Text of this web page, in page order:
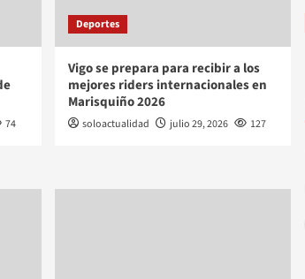
74
Deportes
Vigo se prepara para recibir a los
mejores riders internacionales en
Marisquiño 2026
soloactualidad julio 29, 2026 127